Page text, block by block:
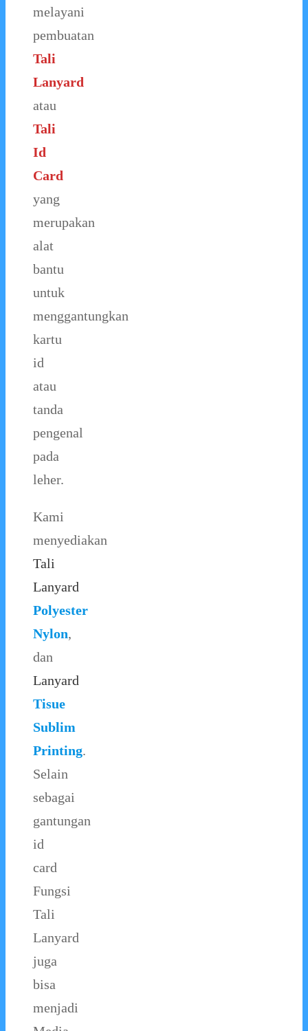
melayani
pembuatan
Tali
Lanyard
atau
Tali
Id
Card
yang
merupakan
alat
bantu
untuk
menggantungkan
kartu
id
atau
tanda
pengenal
pada
leher.
Kami
menyediakan
Tali
Lanyard
Polyester
Nylon,
dan
Lanyard
Tisue
Sublim
Printing.
Selain
sebagai
gantungan
id
card
Fungsi
Tali
Lanyard
juga
bisa
menjadi